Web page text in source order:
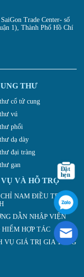
Trade Center- số
1), Thành Phố Hồ Chí
THƯ
cổ tử cung
vú
phổi
dạ dày
đại tràng
gan
VÀ HỖ TRỢ
NAM ĐIỀU TRỊ
DẪN NHẬP VIỆN
HIỂM HỢP TÁC
VỤ GIÁ TRỊ GIA TĂNG